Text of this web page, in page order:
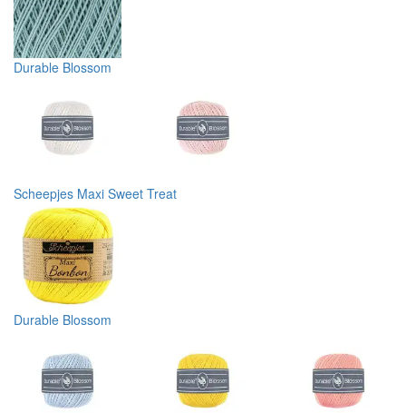
Durable Blossom
Scheepjes Maxi Sweet Treat
Durable Blossom